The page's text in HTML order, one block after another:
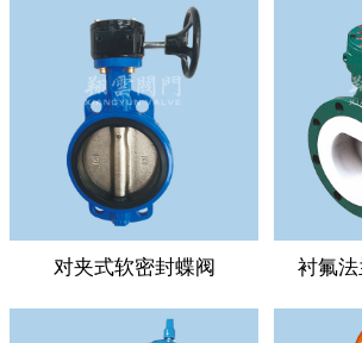
对夹式软密封蝶阀 衬氟法